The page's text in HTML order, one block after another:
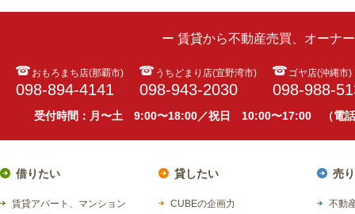
ー 賃貸から不動産売買、オーナ
おもろまち店(那覇市)
098-894-4141
うちどまり店(宜野湾市)
098-943-2030
ゴヤ店(沖縄市)
098-988-
受付時間：月〜土 9:00〜18:00／祝日 10:00〜17:00 （電話
借りたい
賃貸アパート、マンション
貸したい
CUBEの企画力
売
不動